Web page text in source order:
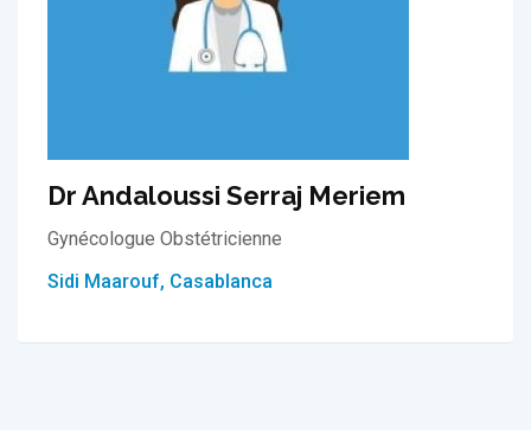
Dr Andaloussi Serraj Meriem
Gynécologue Obstétricienne
Sidi Maarouf, Casablanca